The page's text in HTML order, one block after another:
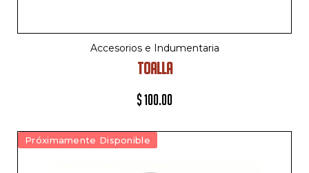
Accesorios e Indumentaria
TOALLA
$100.00
Próximamente Disponible